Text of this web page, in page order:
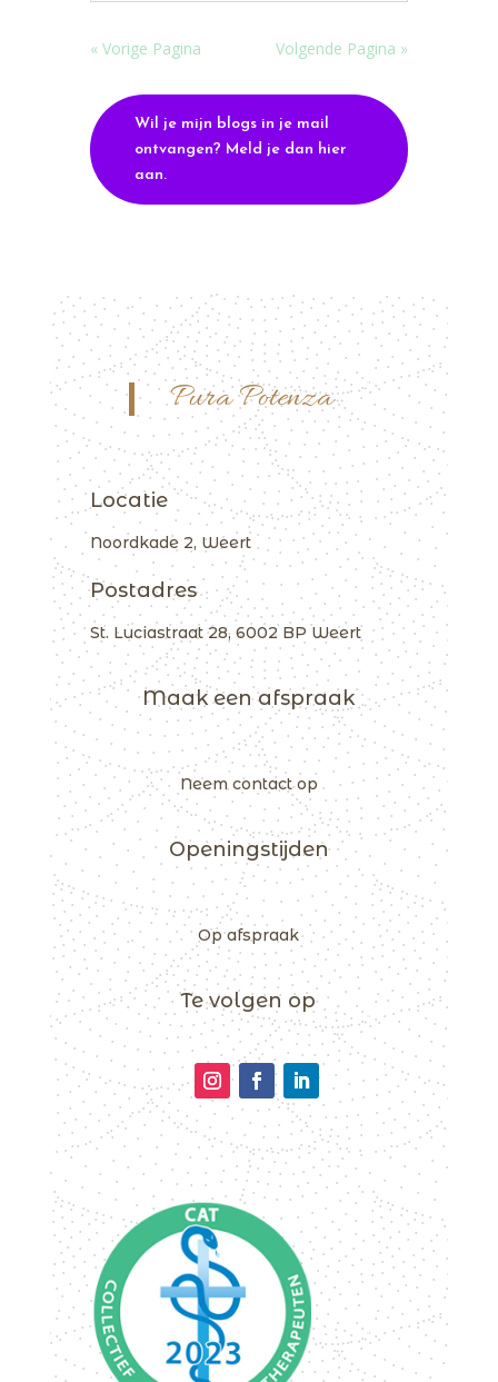
« Vorige Pagina Volgende Pagina »
Wil je mijn blogs in je mail
ontvangen? Meld je dan hier
aan.
Pura Potenza
Locatie
Noordkade 2, Weert
Postadres
St. Luciastraat 28, 6002 BP Weert
Maak een afspraak
Neem contact op
Openingstijden
Op afspraak
Te volgen op